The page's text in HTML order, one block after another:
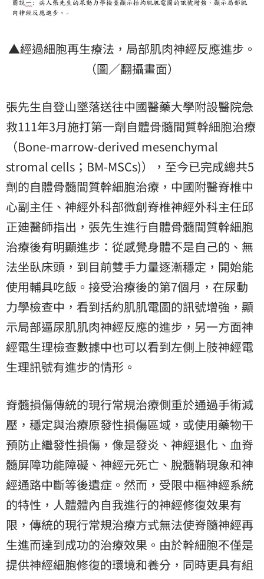
▲經過細胞再生療法，局部肌肉神經反應進步。
（圖／翻攝畫面）
張先生自登山墜落送往中國醫藥大學附設醫院急
救111年3月施打第一劑自體骨髓間質幹細胞治療
（Bone-marrow-derived mesenchymal
stromal cells；BM-MSCs)），至今已完成總共5
劑的自體骨髓間質幹細胞治療，中國附醫脊椎中
心副主任、神經外科部微創脊椎神經外科主任邱
正廸醫師指出，張先生進行自體骨髓間質幹細胞
治療後有明顯進步：從感覺身體不是自己的、無
法坐臥床頭，到目前雙手力量逐漸穩定，開始能
使用輔具吃飯。接受治療後的第7個月，在尿動
力學檢查中，看到括約肌肌電圖的訊號增強，顯
示局部逼尿肌肌肉神經反應的進步，另一方面神
經電生理檢查數據中也可以看到左側上肢神經電
生理訊號有進步的情形。
脊髓損傷傳統的現行常規治療側重於通過手術減
壓，穩定與治療原發性損傷區域，或使用藥物干
預防止繼發性損傷，像是發炎、神經退化、血脊
髓屏障功能障礙、神經元死亡、脫髓鞘現象和神
經通路中斷等後遺症。然而，受限中樞神經系統
的特性，人體體內自我進行的神經修復效果有
限，傳統的現行常規治療方式無法使脊髓神經再
生進而達到成功的治療效果。由於幹細胞不僅是
提供神經細胞修復的環境和養分，同時更具有組